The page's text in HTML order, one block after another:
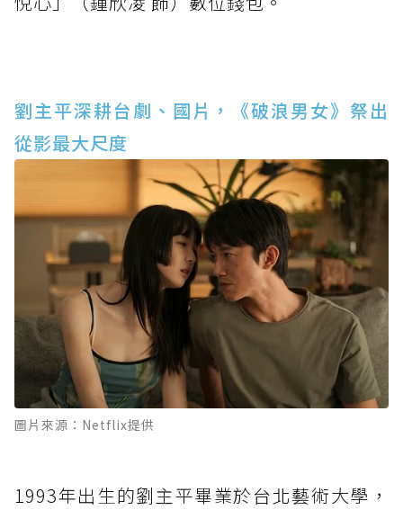
劉主平深耕台劇、國片，《破浪男女》祭出
從影最大尺度
圖片來源：Netflix提供
1993年出生的劉主平畢業於台北藝術大學，